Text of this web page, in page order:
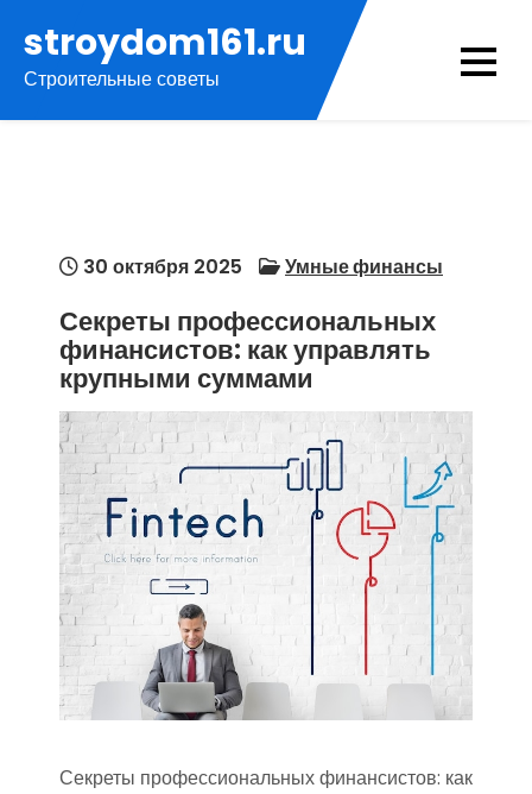
содержимому
stroydom161.ru
Строительные советы
30 октября 2025 Умные финансы
Секреты профессиональных
финансистов: как управлять
крупными суммами
Секреты профессиональных финансистов: как